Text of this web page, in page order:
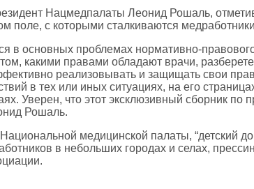
Нацмедпалаты Леонид Рошаль,
поле, с которыми сталкиваются
в основных проблемах нормативно-
какими правами обладают врачи,
реализовывать и защищать свои
в тех или иных ситуациях, на его
Уверен, что этот эксклюзивный сборник
Рошаль.
медицинской палаты, “детский
в небольших городах и селах,